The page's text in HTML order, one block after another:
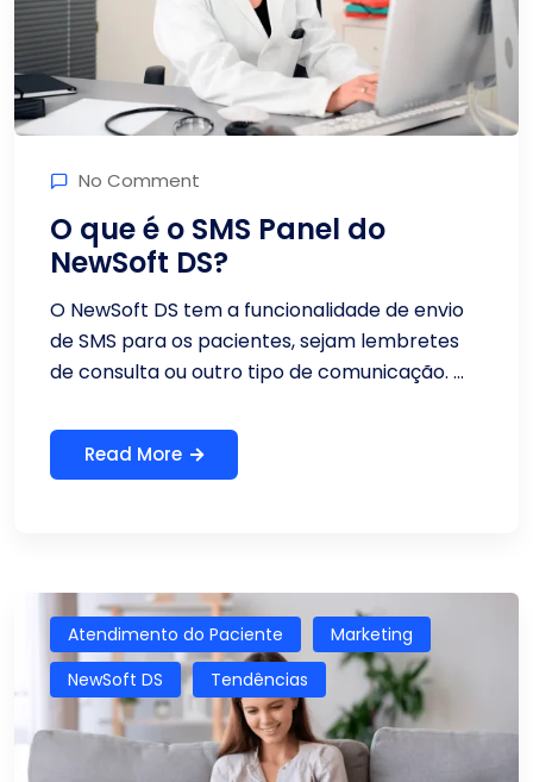
No Comment
O que é o SMS Panel do
NewSoft DS?
O NewSoft DS tem a funcionalidade de envio
de SMS para os pacientes, sejam lembretes
de consulta ou outro tipo de comunicação. ...
Read More
Atendimento do Paciente
Marketing
NewSoft DS
Tendências